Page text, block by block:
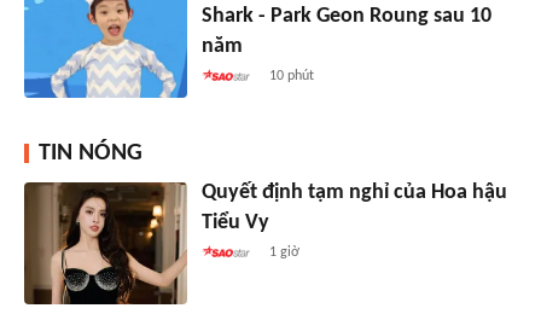
Shark - Park Geon Roung sau 10
năm
10 phút
TIN NÓNG
Quyết định tạm nghỉ của Hoa hậu
Tiểu Vy
1 giờ